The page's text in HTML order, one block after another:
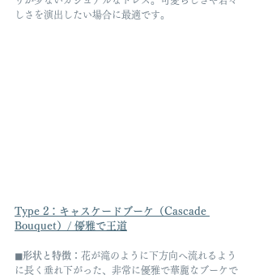
しさを演出したい場合に最適です。
Type 2： キャスケードブーケ（Cascade
Bouquet）/ 優雅で王道
◼︎形状と特徴： 花が滝のように下方向へ流れるよう
に長く垂れ下がった、非常に優雅で華麗なブーケで